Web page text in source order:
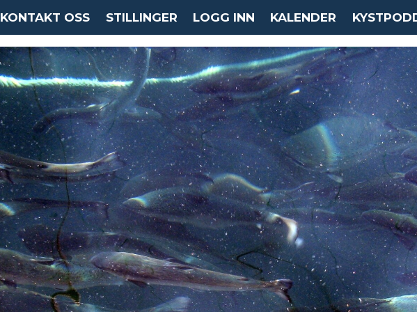
KONTAKT OSS STILLINGER LOGG INN KALENDER